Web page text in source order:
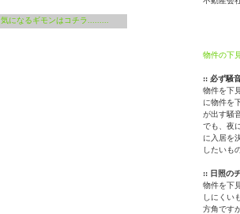
気になるギモンはコチラ.........
物件の下
:: 必ず騒
物件を下
に物件を
が出す騒
でも、夜
に入居を
したいも
:: 日照の
物件を下
しにくい
方角です